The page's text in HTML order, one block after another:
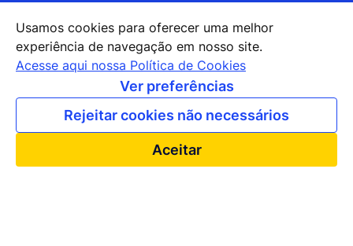
+55 (61) 2027-0202
+55 (61) 2027-0203
apexbrasil@apexbrasil.com.br
Nossos escritórios pelo mundo
Usamos cookies para oferecer uma melhor
experiência de navegação em nosso site.
Acesse aqui nossa Política de Cookies
Ver preferências
Rejeitar cookies não necessários
Aceitar